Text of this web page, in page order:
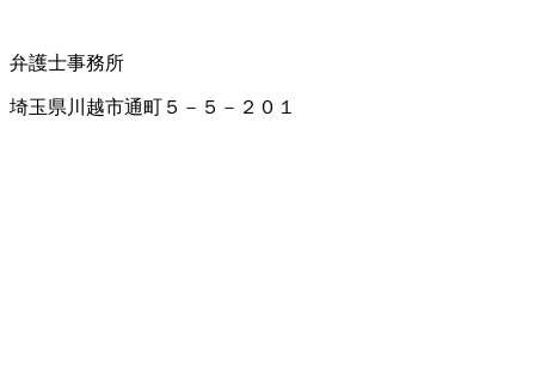
弁護士事務所
埼玉県川越市通町５－５－２０１